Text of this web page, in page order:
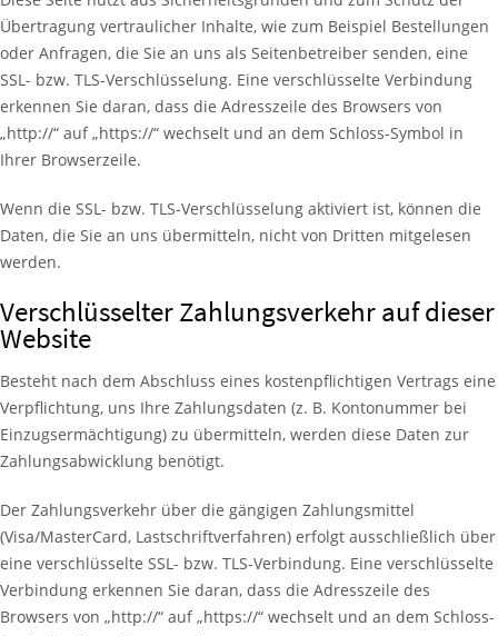
Übertragung vertraulicher Inhalte, wie zum Beispiel Bestellungen
oder Anfragen, die Sie an uns als Seitenbetreiber senden, eine
SSL- bzw. TLS-Verschlüsselung. Eine verschlüsselte Verbindung
erkennen Sie daran, dass die Adresszeile des Browsers von
„http://“ auf „https://“ wechselt und an dem Schloss-Symbol in
Ihrer Browserzeile.
Wenn die SSL- bzw. TLS-Verschlüsselung aktiviert ist, können die
Daten, die Sie an uns übermitteln, nicht von Dritten mitgelesen
werden.
Verschlüsselter Zahlungsverkehr auf dieser
Website
Besteht nach dem Abschluss eines kostenpflichtigen Vertrags eine
Verpflichtung, uns Ihre Zahlungsdaten (z. B. Kontonummer bei
Einzugsermächtigung) zu übermitteln, werden diese Daten zur
Zahlungsabwicklung benötigt.
Der Zahlungsverkehr über die gängigen Zahlungsmittel
(Visa/MasterCard, Lastschriftverfahren) erfolgt ausschließlich über
eine verschlüsselte SSL- bzw. TLS-Verbindung. Eine verschlüsselte
Verbindung erkennen Sie daran, dass die Adresszeile des
Browsers von „http://“ auf „https://“ wechselt und an dem Schloss-